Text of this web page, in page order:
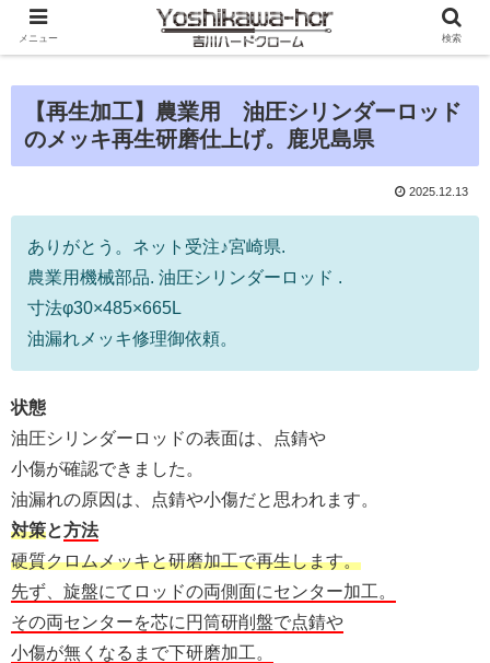
【再生加工】農業用 油圧シリンダーロッド
のメッキ再生研磨仕上げ。鹿児島県
2025.12.13
ありがとう。ネット受注♪宮崎県.
農業用機械部品. 油圧シリンダーロッド .
寸法φ30×485×665L
油漏れメッキ修理御依頼。
状態
油圧シリンダーロッドの表面は、点錆や
小傷が確認できました。
油漏れの原因は、点錆や小傷だと思われます。
対策と方法
硬質クロムメッキと研磨加工で再生します。
先ず、旋盤にてロッドの両側面にセンター加工。
その両センターを芯に円筒研削盤で点錆や
小傷が無くなるまで下研磨加工。
メニュー 検索